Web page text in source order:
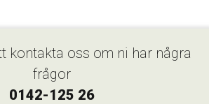
kontakta oss om ni har några
frågor
0142-125 26